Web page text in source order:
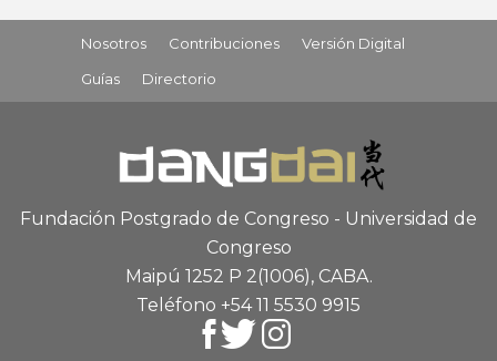
Nosotros Contribuciones
Versión Digital
Guías
Directorio
Fundación Postgrado de Congreso - Universidad de
Congreso
Maipú 1252 P 2(1006), CABA.
Teléfono +54 11 5530 9915